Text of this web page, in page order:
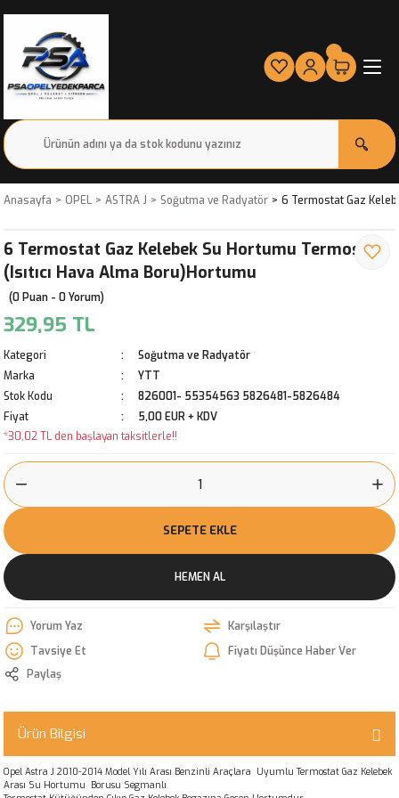
Anasayfa OPEL ASTRA J Soğutma ve Radyatör 6 Termostat Gaz
6 Termostat Gaz Kelebek Su Hortumu Termostat
(Isıtıcı Hava Alma Boru)Hortumu
(0 Puan - 0 Yorum)
329,95 TL
Kategori
Soğutma ve Radyatör
Marka
YTT
Stok Kodu
826001- 55354563 5826481-5826484
Fiyat
5,00 EUR + KDV
*30,02 TL den başlayan taksitlerle!!
SEPETE EKLE
HEMEN AL
Yorum Yaz
Karşılaştır
Tavsiye Et
Fiyatı Düşünce Haber Ver
Paylaş
Ürün Bilgisi
Opel Astra J 2010-2014 Model Yılı Arası Benzinli Araçlara Uyumlu Termostat Gaz Kelebek
Arası Su Hortumu Borusu Segmanlı